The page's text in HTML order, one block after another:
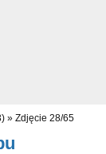
» Zdjęcie 28/65